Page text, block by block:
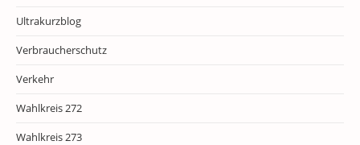
Ultrakurzblog
Verbraucherschutz
Verkehr
Wahlkreis 272
Wahlkreis 273